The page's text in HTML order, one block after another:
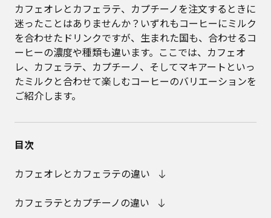
カフェオレとカフェラテ、カプチーノを注文するときに
迷ったことはありませんか？いずれもコーヒーにミルク
を合わせたドリンクですが、生まれた国も、合わせるコ
ーヒーの濃度や種類も違います。ここでは、カフェオ
レ、カフェラテ、カプチーノ、そしてマキアートといっ
たミルクと合わせて楽しむコーヒーのバリエーションを
ご紹介します。
目次
カフェオレとカフェラテの違い
カフェラテとカプチーノの違い